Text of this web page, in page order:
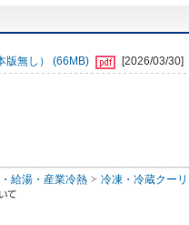
版無し） (66MB) [2026/03/30]
給湯・産業冷熱 冷凍・冷蔵クー